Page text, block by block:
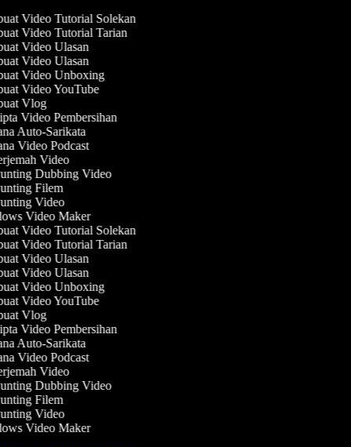
Video Tutorial Solekan
Video Tutorial Tarian
Video Ulasan
Video Ulasan
Video Unboxing
Video YouTube
Vlog
Video Pembersihan
Auto-Sarikata
Video Podcast
Video
Dubbing Video
Filem
Video
Video Maker
Video Tutorial Solekan
Video Tutorial Tarian
Video Ulasan
Video Ulasan
Video Unboxing
Video YouTube
Vlog
Video Pembersihan
Auto-Sarikata
Video Podcast
Video
Dubbing Video
Filem
Video
Video Maker